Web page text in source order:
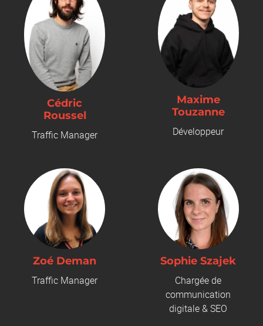
Cédric
Roussel
Traffic Manager
Maxime
Touzanne
Développeur
Zoé Deman
Traffic Manager
Sophie Szajek
Chargée de
communication
digitale & SEO